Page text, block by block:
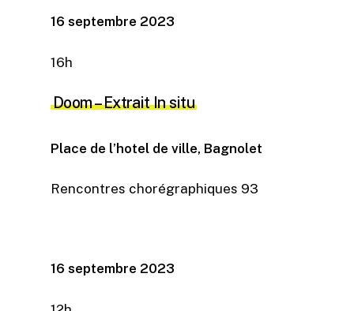
16 septembre 2023
16h
Doom – Extrait In situ
Place de l’hotel de ville, Bagnolet
Rencontres chorégraphiques 93
16 septembre 2023